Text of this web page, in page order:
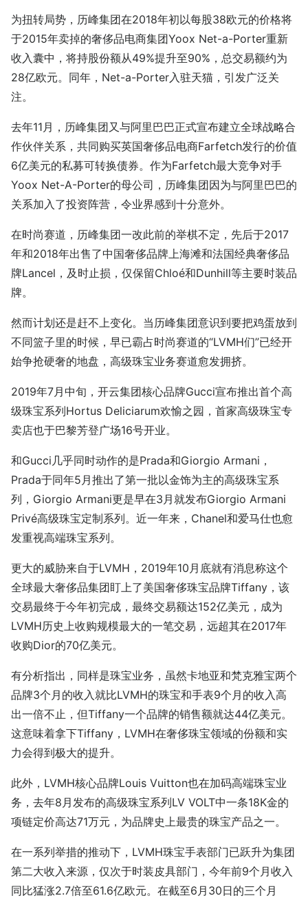
为扭转局势，历峰集团在2018年初以每股38欧元的价格将
于2015年卖掉的奢侈品电商集团Yoox Net-a-Porter重新
收入囊中，将持股份额从49%提升至90%，总交易额约为
28亿欧元。同年，Net-a-Porter入驻天猫，引发广泛关
注。
去年11月，历峰集团又与阿里巴巴正式宣布建立全球战略合
作伙伴关系，共同购买英国奢侈品电商Farfetch发行的价值
6亿美元的私募可转换债券。作为Farfetch最大竞争对手
Yoox Net-A-Porter的母公司，历峰集团因为与阿里巴巴的
关系加入了投资阵营，令业界感到十分意外。
在时尚赛道，历峰集团一改此前的举棋不定，先后于2017
年和2018年出售了中国奢侈品牌上海滩和法国经典奢侈品
牌Lancel，及时止损，仅保留Chloé和Dunhill等主要时装品
牌。
然而计划还是赶不上变化。当历峰集团意识到要把鸡蛋放到
不同篮子里的时候，早已霸占时尚赛道的“LVMH们”已经开
始争抢硬奢的地盘，高级珠宝业务赛道愈发拥挤。
2019年7月中旬，开云集团核心品牌Gucci宣布推出首个高
级珠宝系列Hortus Deliciarum欢愉之园，首家高级珠宝专
卖店也于巴黎芳登广场16号开业。
和Gucci几乎同时动作的是Prada和Giorgio Armani，
Prada于同年5月推出了第一批以金饰为主的高级珠宝系
列，Giorgio Armani更是早在3月就发布Giorgio Armani
Privé高级珠宝定制系列。近一年来，Chanel和爱马仕也愈
发重视高端珠宝系列。
更大的威胁来自于LVMH，2019年10月底就有消息称这个
全球最大奢侈品集团盯上了美国奢侈珠宝品牌Tiffany，该
交易最终于今年初完成，最终交易额达152亿美元，成为
LVMH历史上收购规模最大的一笔交易，远超其在2017年
收购Dior的70亿美元。
有分析指出，同样是珠宝业务，虽然卡地亚和梵克雅宝两个
品牌3个月的收入就比LVMH的珠宝和手表9个月的收入高
出一倍不止，但Tiffany一个品牌的销售额就达44亿美元。
这意味着拿下Tiffany，LVMH在奢侈珠宝领域的份额和实
力会得到极大的提升。
此外，LVMH核心品牌Louis Vuitton也在加码高端珠宝业
务，去年8月发布的高级珠宝系列LV VOLT中一条18K金的
项链定价高达71万元，为品牌史上最贵的珠宝产品之一。
在一系列举措的推动下，LVMH珠宝手表部门已跃升为集团
第二大收入来源，仅次于时装皮具部门，今年前9个月收入
同比猛涨2.7倍至61.6亿欧元。在截至6月30日的三个月